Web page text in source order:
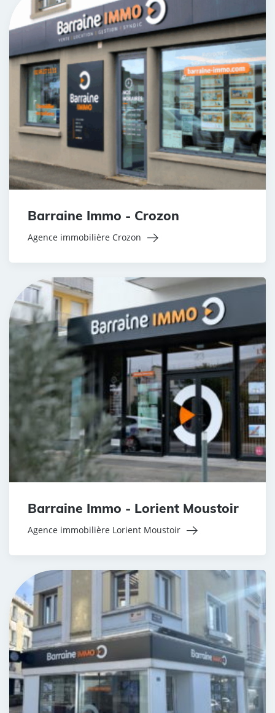
Barraine Immo - Crozon
Agence immobilière Crozon
Barraine Immo - Lorient Moustoir
Agence immobilière Lorient Moustoir